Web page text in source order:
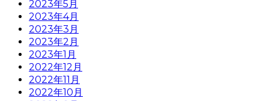
2023年5月
2023年4月
2023年3月
2023年2月
2023年1月
2022年12月
2022年11月
2022年10月